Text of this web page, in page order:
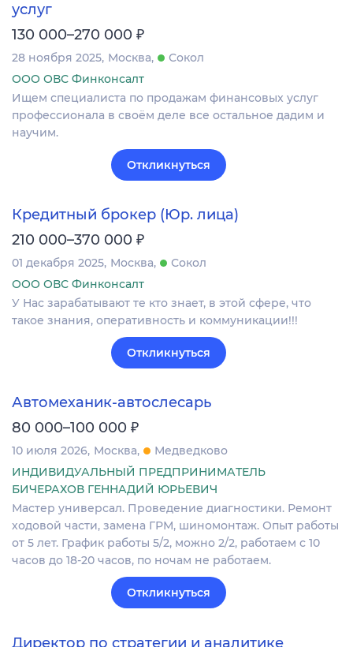
услуг
130 000–270 000 ₽
28 ноября 2025 Москва
Сокол
ООО ОВС Финконсалт
Ищем специалиста по продажам финансовых услуг
профессионала в своём деле все остальное дадим и
научим.
Откликнуться
Кредитный брокер (Юр. лица)
210 000–370 000 ₽
01 декабря 2025 Москва
Сокол
ООО ОВС Финконсалт
У Нас зарабатывают те кто знает, в этой сфере, что
такое знания, оперативность и коммуникации!!!
Откликнуться
Автомеханик-автослесарь
80 000–100 000 ₽
10 июля 2026 Москва
Медведково
ИНДИВИДУАЛЬНЫЙ ПРЕДПРИНИМАТЕЛЬ
БИЧЕРАХОВ ГЕННАДИЙ ЮРЬЕВИЧ
Мастер универсал. Проведение диагностики. Ремонт
ходовой части, замена ГРМ, шиномонтаж. Опыт работы
от 5 лет. График работы 5/2, можно 2/2, работаем с 10
часов до 18-20 часов, по ночам не работаем.
Откликнуться
Директор по стратегии и аналитике